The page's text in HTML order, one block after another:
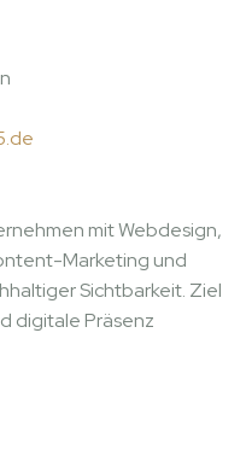
mit Webdesign,
Marketing und
Sichtbarkeit. Ziel
digitale Präsenz